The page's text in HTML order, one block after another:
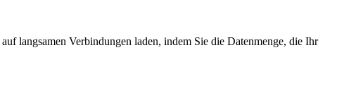
langsamen Verbindungen laden, indem Sie die Datenmenge, die Ihr